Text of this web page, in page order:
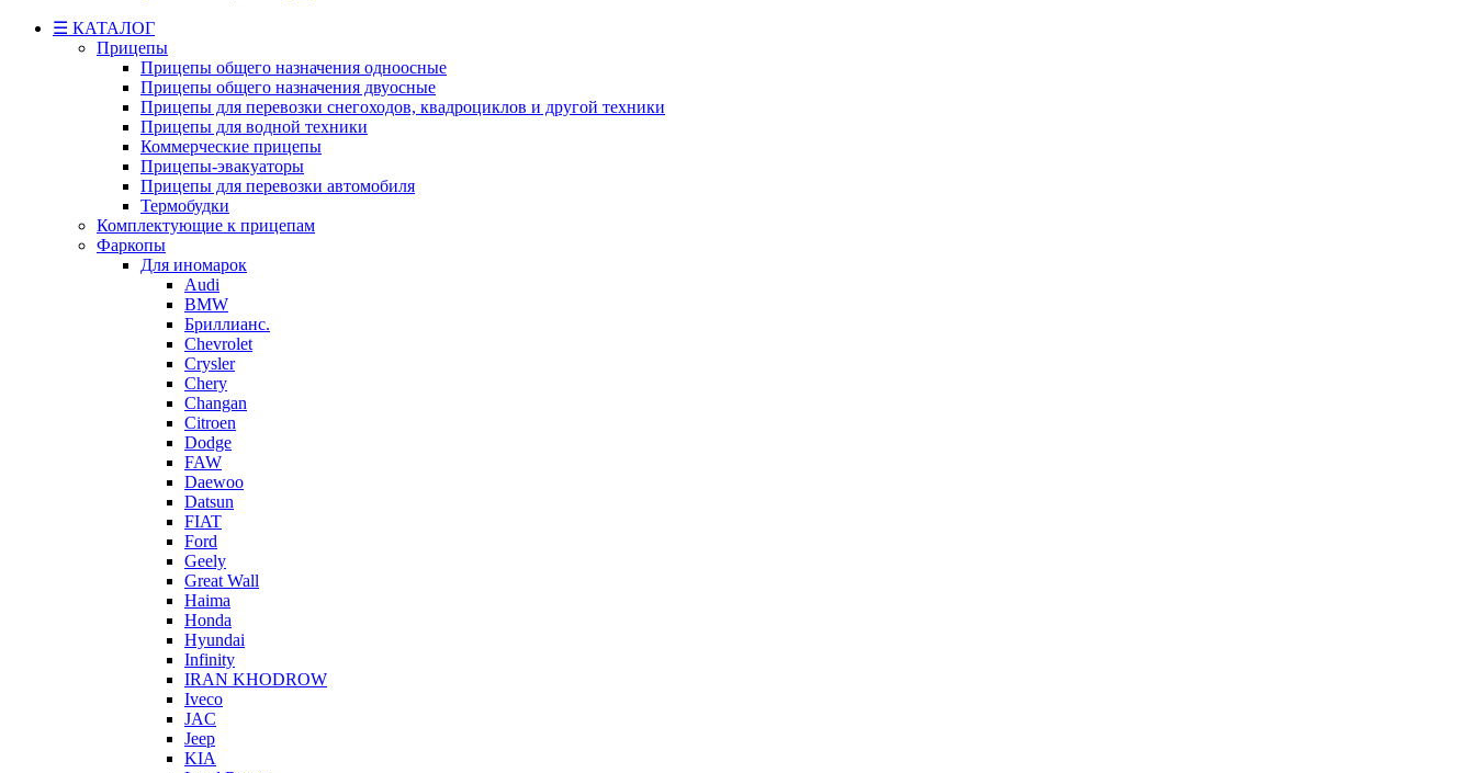
☰ КАТАЛОГ
Прицепы
Прицепы общего назначения одноосные
Прицепы общего назначения двуосные
Прицепы для перевозки снегоходов, квадроциклов и другой техники
Прицепы для водной техники
Коммерческие прицепы
Прицепы-эвакуаторы
Прицепы для перевозки автомобиля
Термобудки
Комплектующие к прицепам
Фаркопы
Для иномарок
Audi
BMW
Бриллианс.
Chevrolet
Crysler
Chery
Changan
Citroen
Dodge
FAW
Daewoo
Datsun
FIAT
Ford
Geely
Great Wall
Haima
Honda
Hyundai
Infinity
IRAN KHODROW
Iveco
JAC
Jeep
KIA